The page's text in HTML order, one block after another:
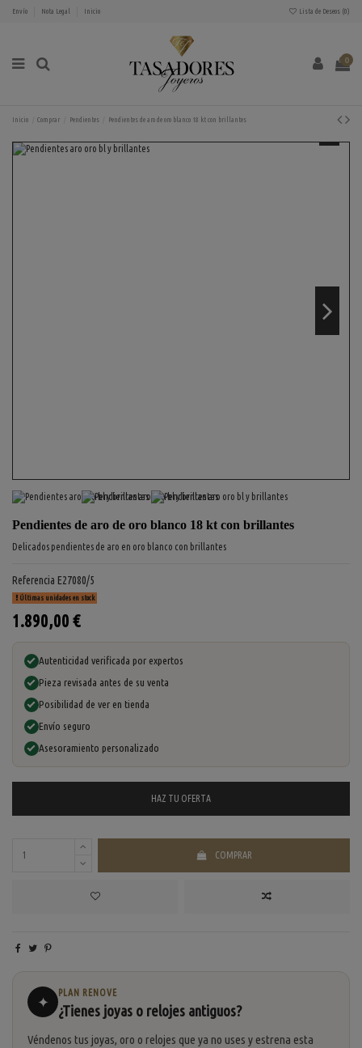
Envío Nota Legal Inicio Lista de Deseos (0)
0
Inicio Comprar Pendientes Pendientes de aro de oro blanco 18 kt con brillantes
Pendientes de aro de oro blanco 18 kt con brillantes
Delicados pendientes de aro en oro blanco con brillantes
Referencia E27080/5
Últimas unidades en stock
1.890,00 €
Autenticidad verificada por expertos
Pieza revisada antes de su venta
Posibilidad de ver en tienda
Envío seguro
Asesoramiento personalizado
HAZ TU OFERTA
COMPRAR
✦
PLAN RENOVE
¿Tienes joyas o relojes antiguos?
Véndenos tus joyas, oro o relojes que ya no uses y estrena esta